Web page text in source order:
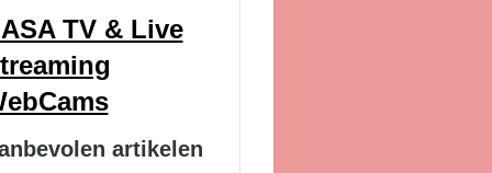
TV & Live
artikelen